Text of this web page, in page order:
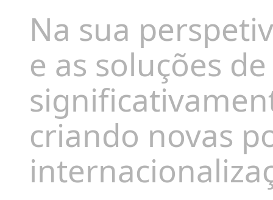
Na sua
e as soluções
criando novas